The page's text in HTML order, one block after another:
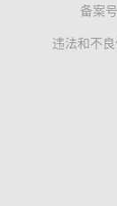
备案号
违法和不